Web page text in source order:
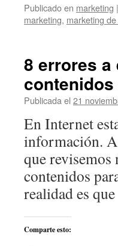
Publicado en marketing |
marketing, marketing
8 errores
Publicada el 21
En Internet
información. A
que revisemos
contenidos
realidad es
Comparte esto: